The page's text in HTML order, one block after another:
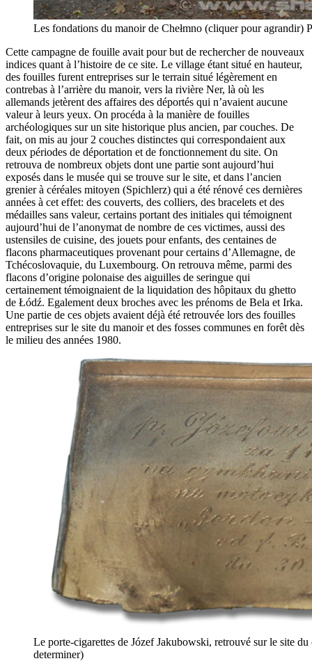
Les fondations du manoir de Chełmno (cliquer pour agrandir)
Cette campagne de fouille avait pour but de rechercher de nouveaux
indices quant à l’histoire de ce site. Le village étant situé en hauteur,
des fouilles furent entreprises sur le terrain situé légèrement en
contrebas à l’arrière du manoir, vers la rivière Ner, là où les
allemands jetèrent des affaires des déportés qui n’avaient aucune
valeur à leurs yeux. On procéda à la manière de fouilles
archéologiques sur un site historique plus ancien, par couches. De
fait, on mis au jour 2 couches distinctes qui correspondaient aux
deux périodes de déportation et de fonctionnement du site. On
retrouva de nombreux objets dont une partie sont aujourd’hui
exposés dans le musée qui se trouve sur le site, et dans l’ancien
grenier à céréales mitoyen (Spichlerz) qui a été rénové ces dernières
années à cet effet: des couverts, des colliers, des bracelets et des
médailles sans valeur, certains portant des initiales qui témoignent
aujourd’hui de l’anonymat de nombre de ces victimes, aussi des
ustensiles de cuisine, des jouets pour enfants, des centaines de
flacons pharmaceutiques provenant pour certains d’Allemagne, de
Tchécoslovaquie, du Luxembourg. On retrouva même, parmi des
flacons d’origine polonaise des aiguilles de seringue qui
certainement témoignaient de la liquidation des hôpitaux du ghetto
de Łódź. Egalement deux broches avec les prénoms de Bela et Irka.
Une partie de ces objets avaient déjà été retrouvée lors des fouilles
entreprises sur le site du manoir et des fosses communes en forêt dès
le milieu des années 1980.
Le porte-cigarettes de Józef Jakubowski, retrouvé sur le site
determiner)